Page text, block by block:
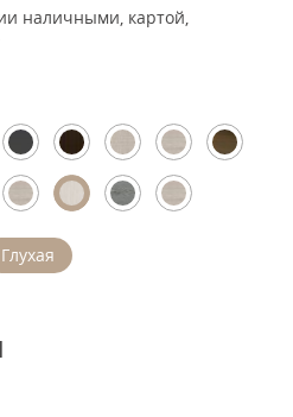
наличными, картой,
Глухая